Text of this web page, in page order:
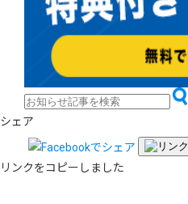
シェア
リンクをコピーしました